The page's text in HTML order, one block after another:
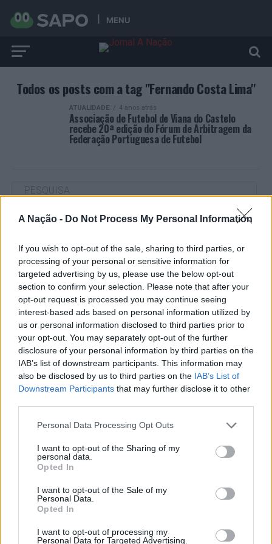
A Nação - Do Not Process My Personal Information
If you wish to opt-out of the sale, sharing to third parties, or
processing of your personal or sensitive information for
targeted advertising by us, please use the below opt-out
section to confirm your selection. Please note that after your
opt-out request is processed you may continue seeing
interest-based ads based on personal information utilized by
us or personal information disclosed to third parties prior to
your opt-out. You may separately opt-out of the further
disclosure of your personal information by third parties on the
IAB’s list of downstream participants. This information may
also be disclosed by us to third parties on the IAB’s List of
Downstream Participants that may further disclose it to other
Personal Data Processing Opt Outs
I want to opt-out of the Sharing of my
personal data.
Opted In
I want to opt-out of the Sale of my
Personal Data.
Opted In
I want to opt-out of processing my
Personal Data for Targeted Advertising.
MENU
Todos os posts com a tag "Fernando Costa Lima"
ATUALIDADE 4 anos atrás
Associação de Futebol de Viana do Castelo
recebe 20ª edição do Fórum de Arbitragem da
Federação Portuguesa de Futebol
ARTIGOS RECENTES
“Millennium Estoril Open 2026” regressou ao circuito ATP
com vitória do francês Luca Van Assche
Castelo Branco: “Bienal Internacional de Artes e Ofícios”
promete afirmar artesanato, património e inovação como
“motores de desenvolvimento económico e cultural” do
município português
Covilhã: Especialista aponta investimento estrangeiro e
valorização imobiliária como motores do crescimento da
Beira Interior
FUNCEX para “reforçar inteligência sobre comércio
Esposende acolhe festival de kitesurf